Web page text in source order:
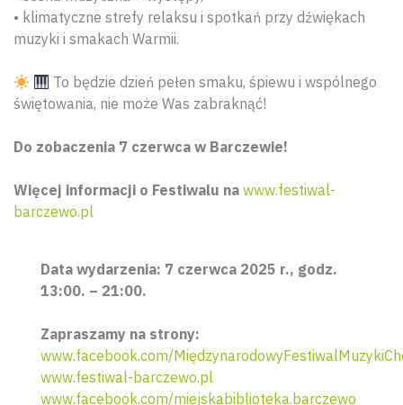
• klimatyczne strefy relaksu i spotkań przy dźwiękach
muzyki i smakach Warmii.
To będzie dzień pełen smaku, śpiewu i wspólnego
świętowania, nie może Was zabraknąć!
Do zobaczenia 7 czerwca w Barczewie!
Więcej informacji o Festiwalu na www.festiwal-
barczewo.pl
Data wydarzenia: 7 czerwca 2025 r., godz.
13:00. – 21:00.
Zapraszamy na strony:
www.facebook.com/
www.festiwal-barczewo.pl
www.facebook.com/miejskabiblioteka.barczewo